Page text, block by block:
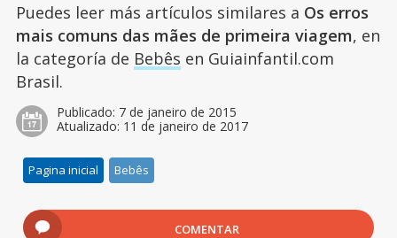
Puedes leer más artículos similares a Os erros
mais comuns das mães de primeira viagem, en
la categoría de Bebês en Guiainfantil.com
Brasil.
Publicado: 7 de janeiro de 2015
Atualizado: 11 de janeiro de 2017
Pagina inicial Bebês
COMENTAR